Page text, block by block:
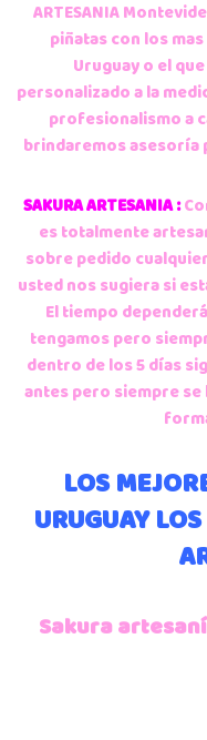
ARTESANIA
piñatas con los
Uruguay o el
personalizado a la
profesionalismo a
brindaremos asesoría
SAKURA ARTESANIA :
es totalmente
sobre pedido
usted nos sugiera si
El tiempo
tengamos pero
dentro de los 5 días
antes pero siempre
LOS
URUGUAY
Sakura